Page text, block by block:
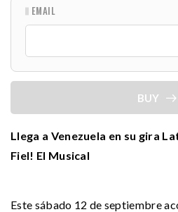
EMAIL
BUY
Llega a Venezuela en su gira
Fiel! El Musical
Este sábado 12 de septiembre